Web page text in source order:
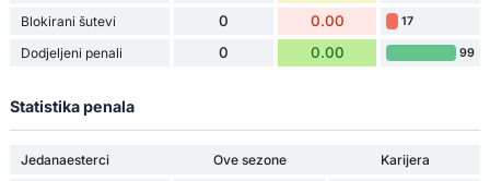
Blokirani šutevi 0 0.00 17
Dodjeljeni penali 0 0.00 99
Statistika penala
Jedanaesterci Ove sezone
Karijera